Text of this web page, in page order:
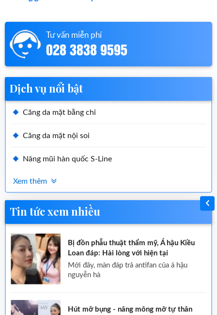
Tư vấn miễn phí
028 3838 9595
Dịch vụ nổi bật
Căng da mặt bằng chỉ
Căng da mặt nội soi
Nâng mũi hàn quốc S-Line
Xem thêm
Tin tức xem nhiều
Bị đồn phẫu thuật thẩm mỹ, Á hậu Kiều
Loan đáp: Hài lòng với hiện tại
mới đây, màn đáp trả antifan của á hậu
nguyễn hà
Hút mỡ bụng - nâng mông mỡ tự thân